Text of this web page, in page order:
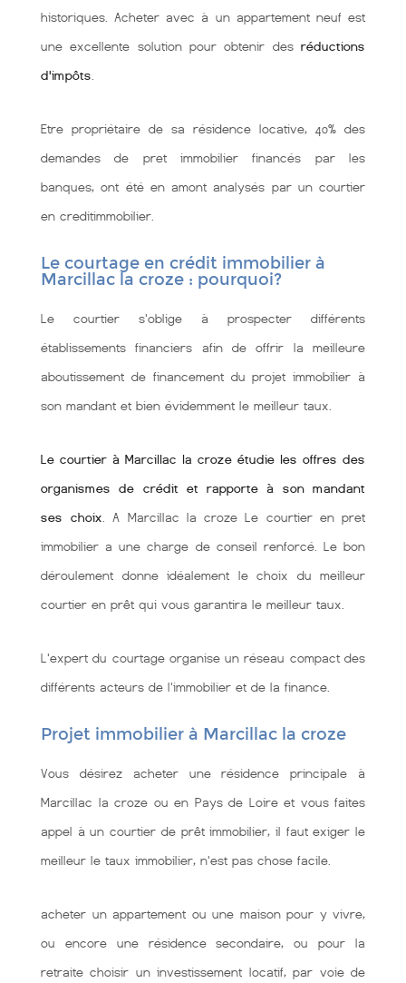
historiques. Acheter avec à un appartement neuf est
une excellente solution pour obtenir des réductions
d'impôts
Etre propriétaire de sa résidence locative, 40% des
demandes de pret immobilier financés par les
banques, ont été en amont analysés par un courtier
en creditimmobilier.
Le courtage en crédit immobilier à
Marcillac la croze : pourquoi?
Le courtier s'oblige à prospecter différents
établissements financiers afin de offrir la meilleure
aboutissement de financement du projet immobilier à
son mandant et bien évidemment le meilleur taux.
Le courtier à Marcillac la croze étudie les offres des
organismes de crédit et rapporte à son mandant
ses choix . A Marcillac la croze Le courtier en pret
immobilier a une charge de conseil renforcé. Le bon
déroulement donne idéalement le choix du meilleur
courtier en prêt qui vous garantira le meilleur taux.
L'expert du courtage organise un réseau compact des
différents acteurs de l'immobilier et de la finance.
Projet immobilier à Marcillac la croze
Vous désirez acheter une résidence principale à
Marcillac la croze ou en Pays de Loire et vous faites
appel à un courtier de prêt immobilier, il faut exiger le
meilleur le taux immobilier, n'est pas chose facile.
acheter un appartement ou une maison pour y vivre,
ou encore une résidence secondaire, ou pour la
retraite choisir un investissement locatif, par voie de